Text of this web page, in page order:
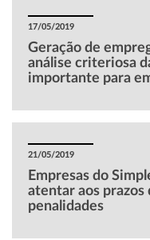
17/05/2019
Geração de
análise criteriosa
importante para
21/05/2019
Empresas do
atentar aos prazos
penalidades